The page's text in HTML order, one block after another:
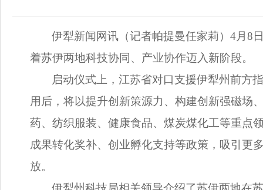
伊犁新闻网讯（记者帕提曼任家莉）4月8
着苏伊两地科技协同、产业协作迈入新阶段。
启动仪式上，江苏省对口支援伊犁州前方
用后，将以提升创新策源力、构建创新强磁场
药、纺织服装、健康食品、煤炭煤化工等重点
成果转化奖补、创业孵化支持等政策，吸引更
放。